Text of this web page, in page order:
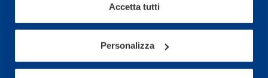
Accetta tutti
Personalizza
Sport Service Mapei S.r.l. - Via Busto Fagnano 38,